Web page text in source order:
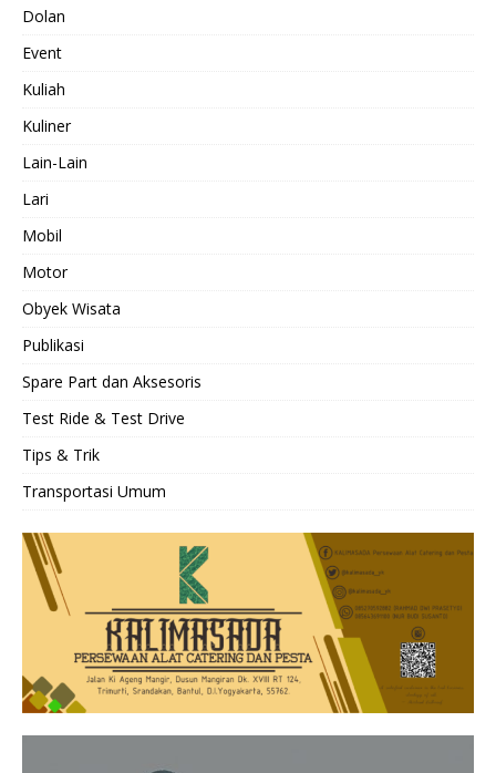
Dolan
Event
Kuliah
Kuliner
Lain-Lain
Lari
Mobil
Motor
Obyek Wisata
Publikasi
Spare Part dan Aksesoris
Test Ride & Test Drive
Tips & Trik
Transportasi Umum